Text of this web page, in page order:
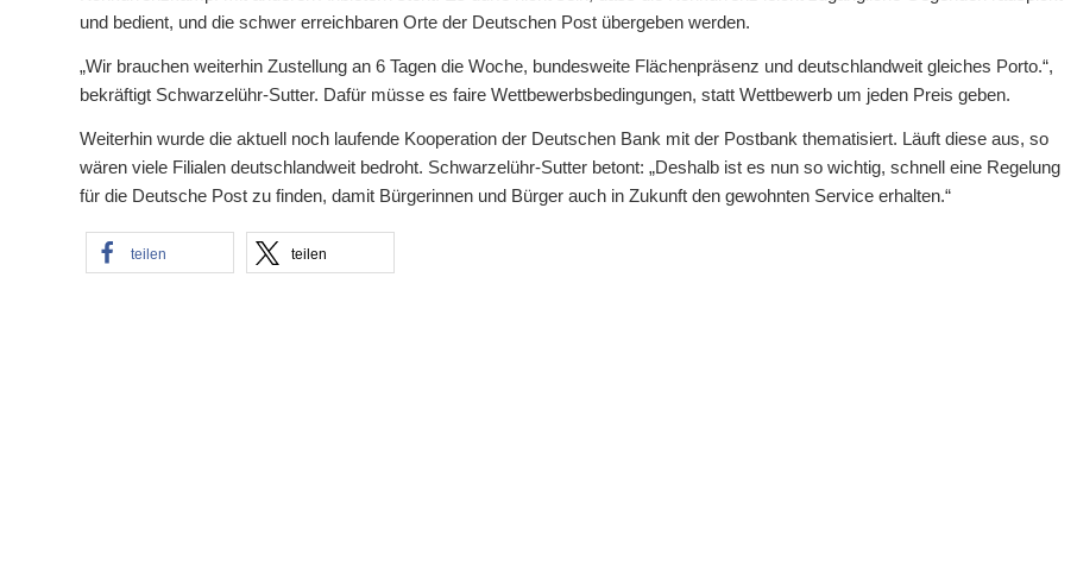
und bedient, und die schwer erreichbaren Orte der Deutschen Post übergeben werden.
„Wir brauchen weiterhin Zustellung an 6 Tagen die Woche, bundesweite Flächenpräsenz und deutschlandweit gleiches Porto.“,
bekräftigt Schwarzelühr-Sutter. Dafür müsse es faire Wettbewerbsbedingungen, statt Wettbewerb um jeden Preis geben.
Weiterhin wurde die aktuell noch laufende Kooperation der Deutschen Bank mit der Postbank thematisiert. Läuft diese aus, so
wären viele Filialen deutschlandweit bedroht. Schwarzelühr-Sutter betont: „Deshalb ist es nun so wichtig, schnell eine Regelung
für die Deutsche Post zu finden, damit Bürgerinnen und Bürger auch in Zukunft den gewohnten Service erhalten.“
teilen teilen